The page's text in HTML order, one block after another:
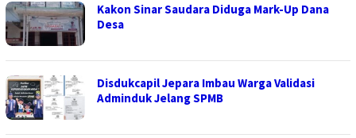
Kakon Sinar Saudara Diduga Mark-Up Dana
Desa
Disdukcapil Jepara Imbau Warga Validasi
Adminduk Jelang SPMB